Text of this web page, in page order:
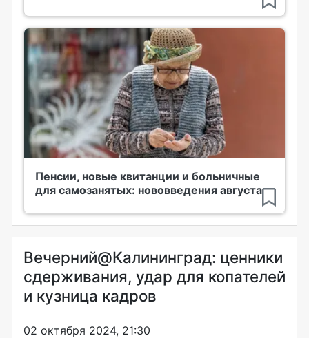
Пенсии, новые квитанции и больничные
для самозанятых: нововведения августа
Вечерний@Калининград: ценники
сдерживания, удар для копателей
и кузница кадров
02 октября 2024, 21:30